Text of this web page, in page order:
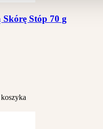
Stóp 70 g